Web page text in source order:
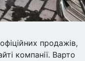
продажів,
компанії. Варто